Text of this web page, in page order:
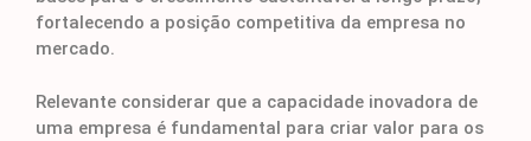
fortalecendo a posição competitiva da empresa no
mercado.
Relevante considerar que a capacidade inovadora de
uma empresa é fundamental para criar valor para os